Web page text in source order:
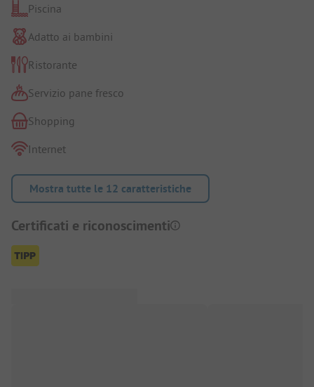
Piscina
Adatto ai bambini
Ristorante
Servizio pane fresco
Shopping
Internet
Mostra tutte le 12 caratteristiche
Certificati e riconoscimenti